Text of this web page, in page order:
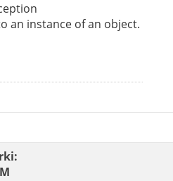
an instance of an object.